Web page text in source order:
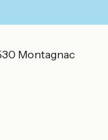
Montagnac